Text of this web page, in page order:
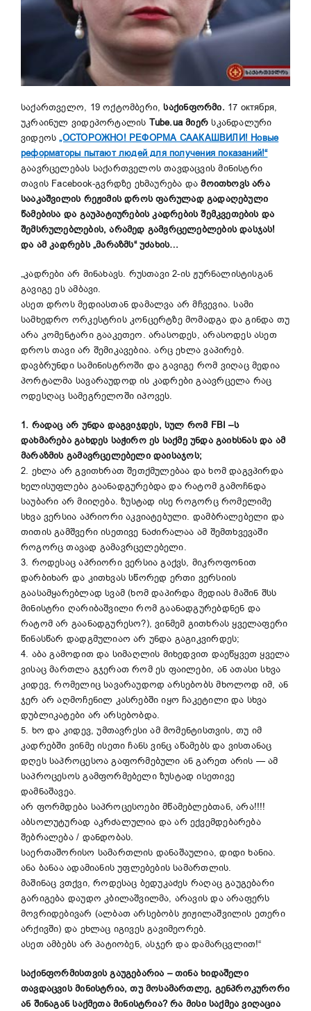
საქართველო, 19 ოქტომბერი,საქინფორმი. 17 октября,
უკრაინულ ვიდეპორტალის Tube.ua მიერსკანდალური
ვიდეოს„ОСТОРОЖНО! РЕФОРМА СААКАШВИЛИ! Новые
реформаторы пытают людей для получения показаний!“
გაავრცელებას საქართველოს თავდაცვის მინისტრი
თავის Facebook-გვრდზე ეხმაურება დამოითხოვს არა
სააკაშვილის რეჟიმის დროსფარულად გადაღებული
წამებისა და გაუპატიურების კადრების შემკვეთების და
შემსრულებლების, არამედ გამვრცელებლების დასჯას!
და ამ კადრებს „მარაზმს“ უძახის…
„კადრები არ მინახავს. რუსთავი 2-ის ჟურნალისტისგან
გავიგე ეს ამბავი.
ასეთ დროს მედიასთან დამალვა არ მჩვევია. სამი
სამხედრო ორკესტრის კონცერტზე მომადგა და გინდა თუ
არა კომენტარი გააკეთეო. არასოდეს, არასოდეს ასეთ
დროს თავი არ შემიკავებია. არც ეხლა ვაპირებ.
დავბრუნდი სამინისტროში და გავიგე რომ ვიღაც მედია
პორტალმა სავარაუდოდ ის კადრები გაავრცელა რაც
ოდესღაც სამეგრელოში იპოვეს.
1. რადაც არ უნდა დაგვიჯდეს, სულ რომ FBI –ს
დახმარება გახდეს საჭირო ეს საქმე უნდა გაიხსნას და ამ
მარაზმის გამავრცელებელი დაისაჯოს;
2. ეხლა არ გვითხრათ შეთქმულებაა და ხომ დაგვპირდა
ხელისუფლება გაანადგურებდა და რატომ გამოჩნდა
საუბარი არ მიიღება. ზუსტად ისე როგორც რომელიმე
სხვა ვერსია აპრიორი აკვიატებული. დამბრალებელი და
თითის გამშვერი ისეთივე ნაძირალაა ამ შემთხვევაში
როგორც თავად გამავრცელებელი.
3. როდესაც აპრიორი ვერსია გაქვს, მიკროფონით
დარბიხარ და კითხვას სწორედ ერთი ვერსიის
გაასამყარებლად სვამ (ხომ დაპირდა მედიას მაშინ შსს
მინისტრი ღარიბაშვილი რომ გაანადგურებდნენ და
რატომ არ გაანადგურესო?), ვინმემ გითხრას ყველაფერი
წინასწარ დადგმულიაო არ უნდა გაგიკვირდეს;
4. აბა გამოდით და სიმაღლის მიხედვით დაეწყვეთ ყველა
ვისაც მართლა გჯერათ რომ ეს ფაილები, ან ათასი სხვა
კიდევ, რომელიც სავარაუდოდ არსებობს მხოლოდ იმ, ან
ჯერ არ აღმოჩენილ კასრებში იყო ჩაკეტილი და სხვა
დუბლიკატები არ არსებობდა.
5. ხო და კიდევ, უმთავრესი ამ მომენტისთვის, თუ იმ
კადრებში ვინმე ისეთი ჩანს ვინც აწამებს და ვისთანაც
დღეს საპროცესოა გაფორმებული ან გარეთ არის — ამ
საპროცესოს გამფორმებელი ზუსტად ისეთივე
დამნაშავეა.
არ ფორმდება საპროცესოები მწამებლებთან, არა!!!!
აბსოლუტურად აკრძალულია და არ ექვემდებარება
შებრალება / დანდობას.
საერთაშორისო სამართლის დანაშაულია, დიდი ხანია.
ანა ბანაა ადამიანის უფლებების სამართლის.
მაშინაც ვთქვი, როდესაც ბედუკაძეს რაღაც გაუგებარი
გარიგება დაუდო კბილაშვილმა, არავის და არაფერს
მოვრიდებივარ (ალბათ არსებობს ჟიჟილაშვილის ეთერი
არქივში) და ეხლაც იგივეს გავიმეორებ.
ასეთ ამბებს არ პატიობენ, ასჯერ და დამარცვლით!“
საქინფორმისთვის გაუგებარია – თინა ხიდაშელი
თავდაცვის მინისტრია, თუ მოსამართლე, გენპროკურორი
ან შინაგან საქმეთა მინისტრია? რა მისი საქმეა ვიღაცია